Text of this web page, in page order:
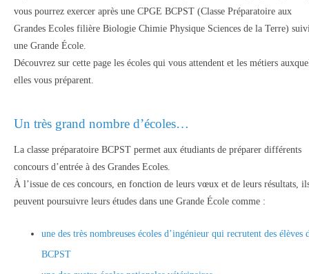
vous pourrez exercer après une CPGE BCPST (Classe Préparatoire aux
Grandes Ecoles filière Biologie Chimie Physique Sciences de la Terre)
une Grande École.
Découvrez sur cette page les écoles qui vous attendent et les métiers
elles vous préparent.
Un très grand nombre d’écoles…
La classe préparatoire BCPST permet aux étudiants de préparer différents
concours d’entrée à des Grandes Ecoles.
À l’issue de ces concours, en fonction de leurs vœux et de leurs résultats,
peuvent poursuivre leurs études dans une Grande École comme :
une des très nombreuses écoles d’ingénieur qui recrutent des élèves
BCPST